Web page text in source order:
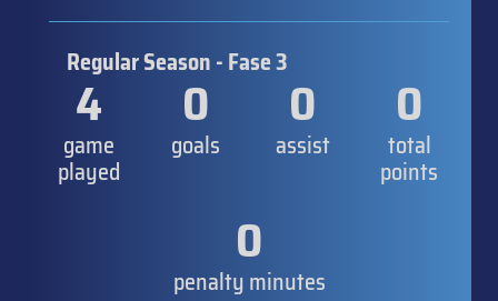
Regular Season - Fase 3
4
game
played
0
goals
0
assist
0
total
points
0
penalty minutes